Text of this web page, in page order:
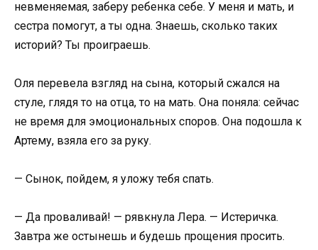
невменяемая, заберу ребенка себе. У меня и мать, и
сестра помогут, а ты одна. Знаешь, сколько таких
историй? Ты проиграешь.
Оля перевела взгляд на сына, который сжался на
стуле, глядя то на отца, то на мать. Она поняла: сейчас
не время для эмоциональных споров. Она подошла к
Артему, взяла его за руку.
— Сынок, пойдем, я уложу тебя спать.
— Да проваливай! — рявкнула Лера. — Истеричка.
Завтра же остынешь и будешь прощения просить.